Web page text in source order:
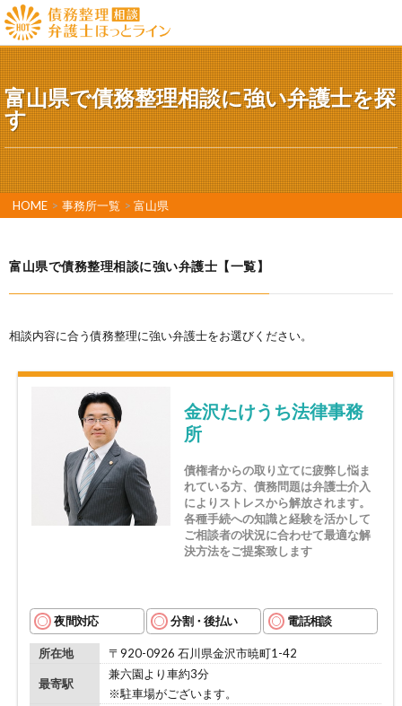
富山県で債務整理相談に強い弁護士を探
す
HOME > 事務所一覧 > 富山県
富山県で債務整理相談に強い弁護士【一覧】
相談内容に合う債務整理に強い弁護士をお選びください。
金沢たけうち法律事務
所
債権者からの取り立てに疲弊し悩ま
れている方、債務問題は弁護士介入
によりストレスから解放されます。
各種手続への知識と経験を活かして
ご相談者の状況に合わせて最適な解
決方法をご提案致します
夜間対応 分割・後払い 電話相談
所在地 〒920-0926 石川県金沢市暁町1-42
最寄駅
兼六園より車約3分
※駐車場がございます。